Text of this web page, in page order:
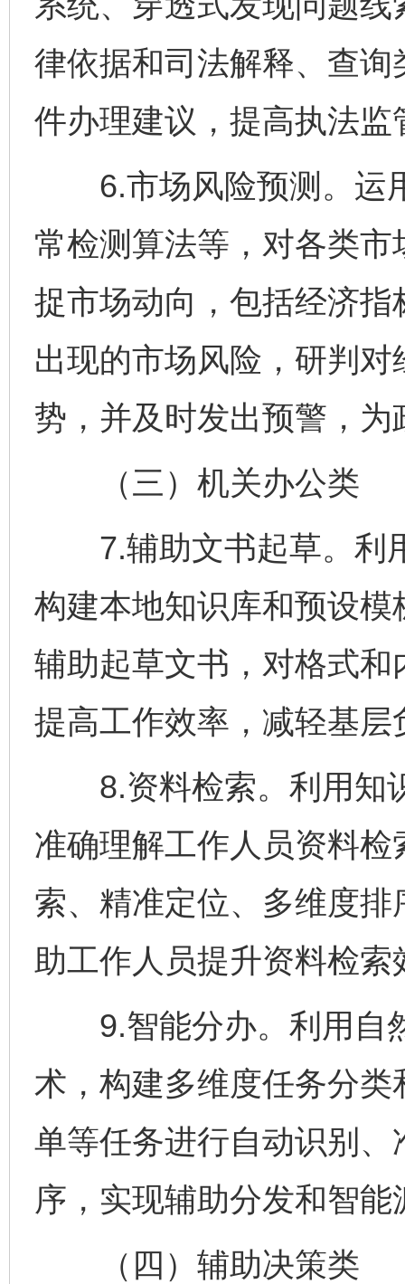
律依据和司法解释、查
件办理建议，提高执法
6.市场风险预测。运
常检测算法等，对各类
捉市场动向，包括经济
出现的市场风险，研判
势，并及时发出预警，
（三）机关办公类
7.辅助文书起草。利
构建本地知识库和预设
辅助起草文书，对格式
提高工作效率，减轻基层
8.资料检索。利用知
准确理解工作人员资料
索、精准定位、多维度
助工作人员提升资料检索
9.智能分办。利用自
术，构建多维度任务分
单等任务进行自动识别
序，实现辅助分发和智
（四）辅助决策类